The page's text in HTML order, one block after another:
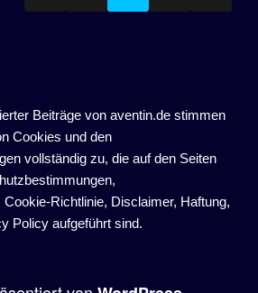
Beiträge von aventin.de stimmen
Cookies und den
vollständig zu, die auf den Seiten
Richtlinie, Disclaimer, Haftung,
Policy aufgeführt sind.